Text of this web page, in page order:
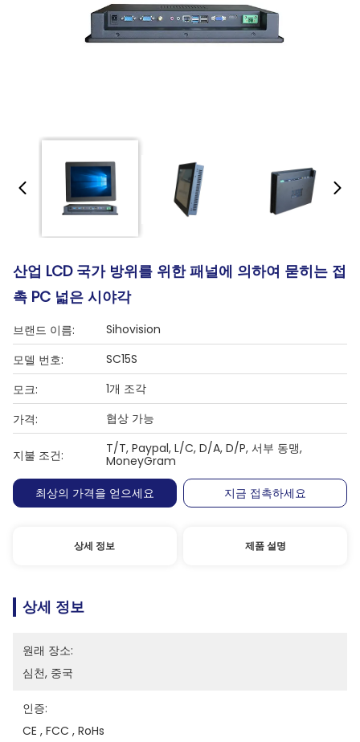
산업 LCD 국가 방위를 위한 패널에 의하여 묻히는 접
촉 PC 넓은 시야각
브랜드 이름:
Sihovision
모델 번호:
SC15S
모크:
1개 조각
가격:
협상 가능
지불 조건:
T/T, Paypal, L/C, D/A, D/P, 서부 동맹,
MoneyGram
최상의 가격을 얻으세요
지금 접촉하세요
상세 정보 제품 설명
상세 정보
원래 장소:
심천, 중국
인증:
CE , FCC , RoHs